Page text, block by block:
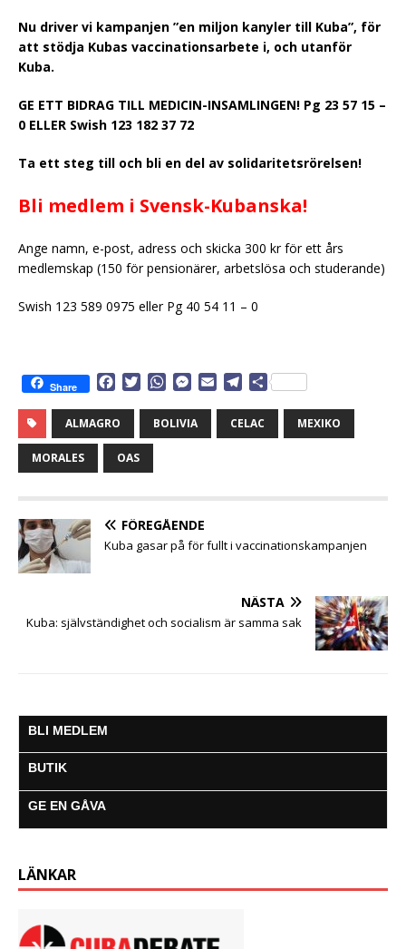
Nu driver vi kampanjen ”en miljon kanyler till Kuba”, för
att stödja Kubas vaccinationsarbete i, och utanför
Kuba.
GE ETT BIDRAG TILL MEDICIN-INSAMLINGEN! Pg 23 57 15 –
0 ELLER Swish 123 182 37 72
Ta ett steg till och bli en del av solidaritetsrörelsen!
Bli medlem i Svensk-Kubanska!
Ange namn, e-post, adress och skicka 300 kr för ett års
medlemskap (150 för pensionärer, arbetslösa och studerande)
Swish 123 589 0975 eller Pg 40 54 11 – 0
Share
c
e
b
o
t
e
W
a
t
M
s
s
r
i
l
e
D
a
ALMAGRO BOLIVIA CELAC MEXIKO
MORALES OAS
FÖREGÅENDE
Kuba gasar på för fullt i vaccinationskampanjen
NÄSTA
Kuba: självständighet och socialism är samma sak
BLI MEDLEM
BUTIK
GE EN GÅVA
LÄNKAR